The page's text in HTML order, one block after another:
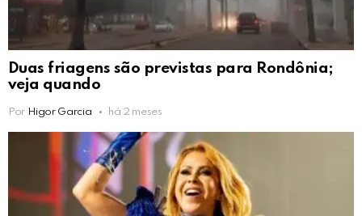
Duas friagens são previstas para Rondônia;
veja quando
Por Higor Garcia há 2 meses